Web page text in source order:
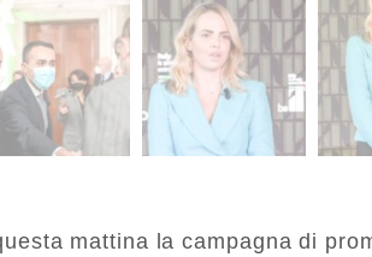
mattina la campagna di